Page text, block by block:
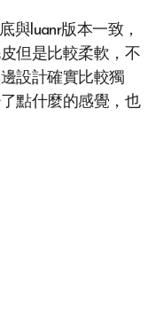
與luanr版本一致，
但是比較柔軟，不
設計確實比較獨
點什麼的感覺，也